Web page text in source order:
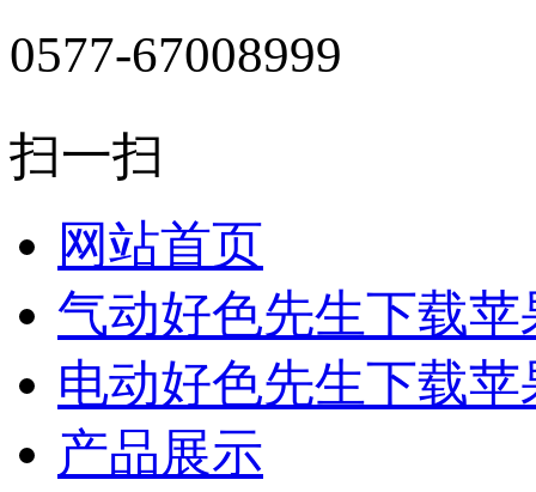
0577-67008999
扫一扫
网站首页
气动好色先生下载
电动好色先生下载
产品展示